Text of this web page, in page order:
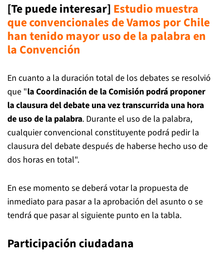
[Te puede interesar] Estudio muestra
que convencionales de Vamos por Chile
han tenido mayor uso de la palabra en
la Convención
En cuanto a la duración total de los debates se resolvió
que "la Coordinación de la Comisión podrá proponer
la clausura del debate una vez transcurrida una hora
de uso de la palabra. Durante el uso de la palabra,
cualquier convencional constituyente podrá pedir la
clausura del debate después de haberse hecho uso de
dos horas en total".
En ese momento se deberá votar la propuesta de
inmediato para pasar a la aprobación del asunto o se
tendrá que pasar al siguiente punto en la tabla.
Participación ciudadana